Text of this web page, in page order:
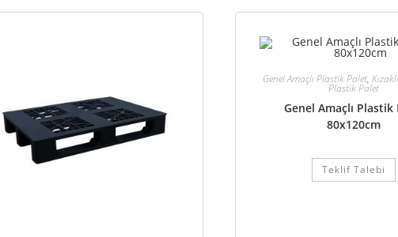
Genel Amaçlı Plastik Palet,
Plastik Palet
Genel Amaçlı Plastik
80x120cm
Teklif Talebi